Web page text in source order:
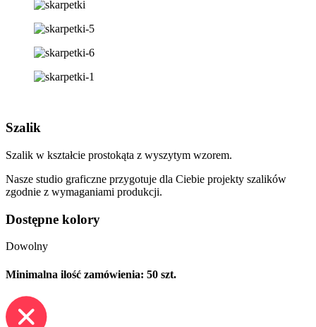
Szalik
Szalik w kształcie prostokąta z wyszytym wzorem.
Nasze studio graficzne przygotuje dla Ciebie projekty szalików
zgodnie z wymaganiami produkcji.
Dostępne kolory
Dowolny
Minimalna ilość zamówienia: 50 szt.